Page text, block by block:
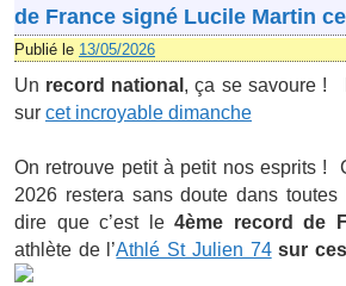
de France signé Lucile Martin
Publié le 13/05/2026
Un record national , ça se savoure !
sur cet incroyable dimanche
On retrouve petit à petit nos esprits !
2026 restera sans doute dans toutes
dire que c’est le 4ème record de
athlète de l’Athlé St Julien 74 sur